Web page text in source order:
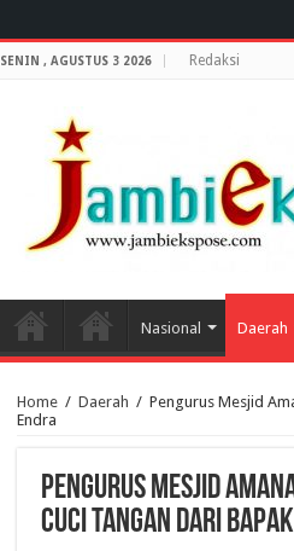
SENIN , AGUSTUS 3 2026 Redaksi
Nasional Daerah
Home / Daerah / Pengurus Mesjid
Endra
Pengurus Mesjid
cuci tangan dari bapak